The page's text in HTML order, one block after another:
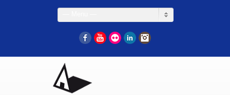
FacebookYouTube
Flickr LinkedIn